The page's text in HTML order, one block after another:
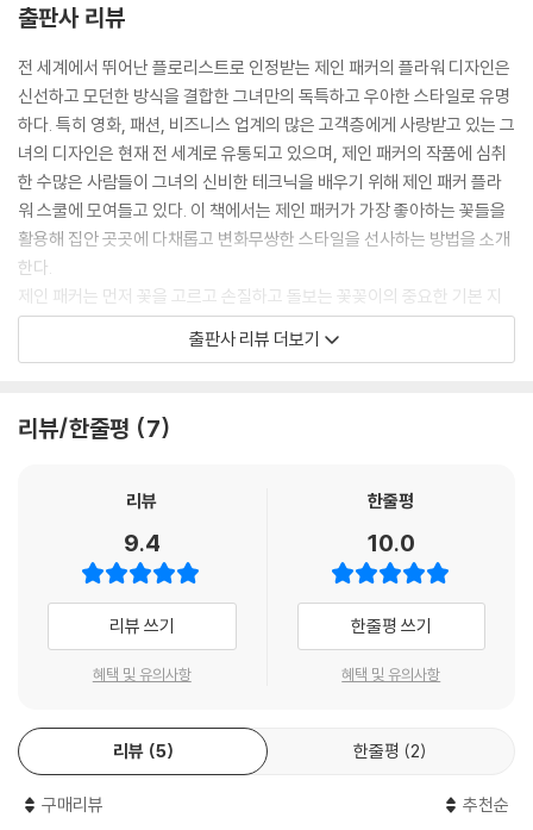
출판사 리뷰
전 세계에서 뛰어난 플로리스트로 인정받는 제인 패커의 플라워 디자인은
신선하고 모던한 방식을 결합한 그녀만의 독특하고 우아한 스타일로 유명
하다. 특히 영화, 패션, 비즈니스 업계의 많은 고객층에게 사랑받고 있는 그
녀의 디자인은 현재 전 세계로 유통되고 있으며, 제인 패커의 작품에 심취
한 수많은 사람들이 그녀의 신비한 테크닉을 배우기 위해 제인 패커 플라
워 스쿨에 모여들고 있다. 이 책에서는 제인 패커가 가장 좋아하는 꽃들을
활용해 집안 곳곳에 다채롭고 변화무쌍한 스타일을 선사하는 방법을 소개
한다.
제인 패커는 먼저 꽃을 고르고 손질하고 돌보는 꽃꽂이의 중요한 기본 지
침을 다룬다. 그런 다음 화기를 선택할 때 고려해야 할 핵심적인 디자인 원
칙을 설명하고, 언제든 필요할 때마다 꺼내 쓸 수 있도록 다양한 꽃병을 수
다음으로 제인 패커는 현관에서 시작해 주방과 식사 공간, 거실과 욕실을
반에는 드라마틱한 꽃 장식이 있고, 콘솔 테이블에는 꽃병들이 옹기종기
커피 테이블에는 감미롭고 매혹적인 꽃이 놓여 있다. 가까이서 응시할 수
있는 앙증맞은 꽃다발을 포함해 손님용 침실과 욕실을 꾸며주는 매력적인
꽃 장식도 볼 수 있다.
싱싱한 꽃에는 사람의 마음을 고양시키고, 어느 공간에나 개성과 활력을
부여하는 탁월한 능력이 있다. 이 책에서는 부자연스러운 꽃다발이나 틀에
는 디자인만이 있을 뿐이다. 아마 독자들도 집에서 재현해보고 싶어질 것
이다.
출판사 리뷰 더보기
리뷰/한줄평 7
리뷰
9.4
리뷰 쓰기
혜택 및 유의사항
한줄평
10.0
한줄평 쓰기
혜택 및 유의사항
리뷰 5 한줄평 2
구매리뷰 추천순